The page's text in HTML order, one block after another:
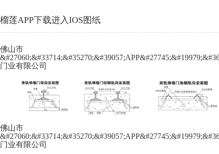
榴莲APP下载进入IOS图纸
佛山市
门业有限公司
佛山市
门业有限公司